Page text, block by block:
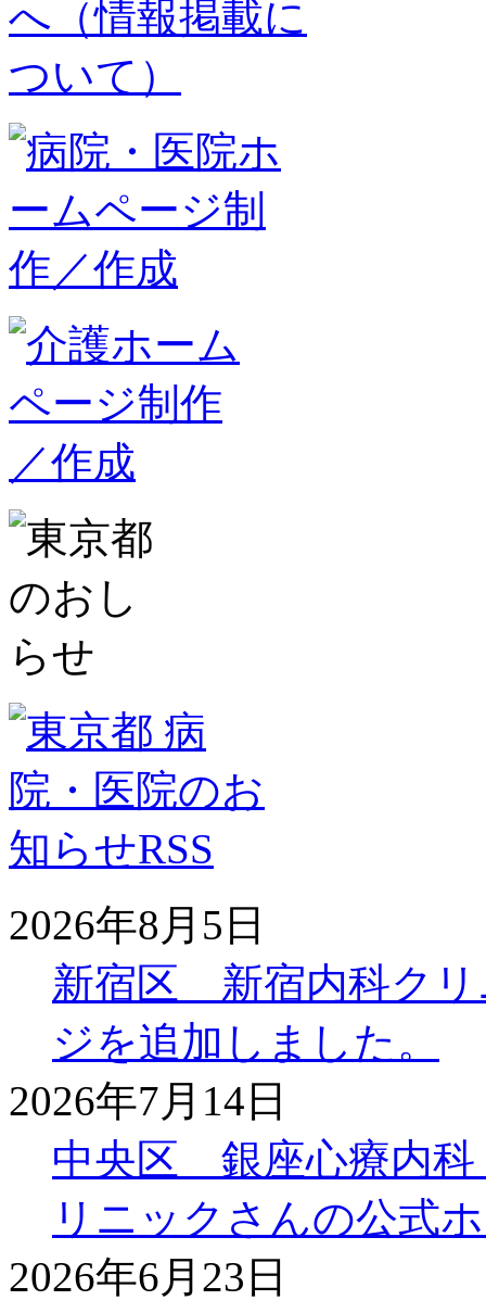
2026年8月5日
新宿区 新宿内科クリ
ジを追加しました。
2026年7月14日
中央区 銀座心療内科
リニックさんの公式
2026年6月23日